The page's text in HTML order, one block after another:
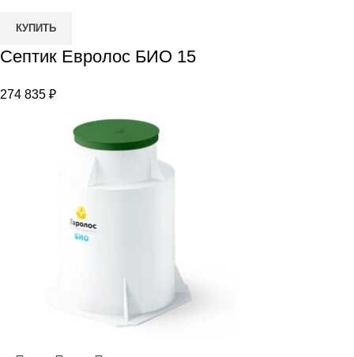
Количество
Септик
БИО
КУПИТЬ
Септик Евролос БИО 15
274 835 ₽